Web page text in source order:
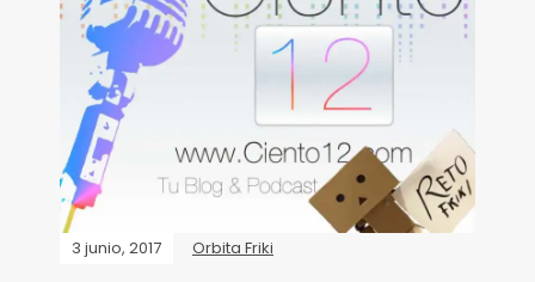
3 junio, 2017 Orbita Friki